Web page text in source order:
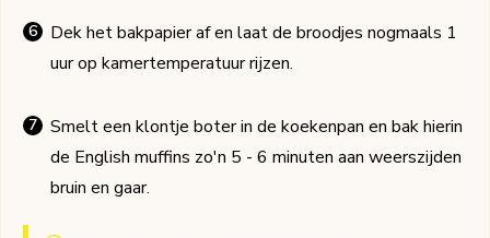
Dek het bakpapier af en laat de broodjes nogmaals 1
uur op kamertemperatuur rijzen.
Smelt een klontje boter in de koekenpan en bak hierin
de English muffins zo'n 5 - 6 minuten aan weerszijden
bruin en gaar.